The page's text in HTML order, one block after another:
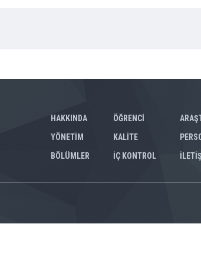
HAKKINDA
YÖNETİM
BÖLÜMLER
ÖĞRENCİ
KALİTE
İÇ KONTROL